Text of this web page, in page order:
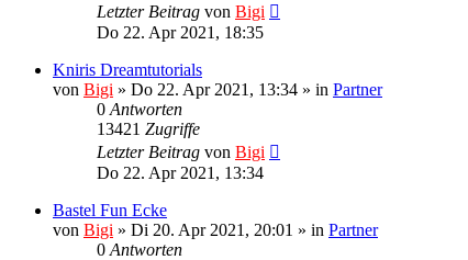
Letzter Beitrag von Bigi
Do 22. Apr 2021, 18:35
Kniris Dreamtutorials
von Bigi » Do 22. Apr 2021, 13:34 » in Partner
0 Antworten
13421 Zugriffe
Letzter Beitrag von Bigi
Do 22. Apr 2021, 13:34
Bastel Fun Ecke
von Bigi » Di 20. Apr 2021, 20:01 » in Partner
0 Antworten